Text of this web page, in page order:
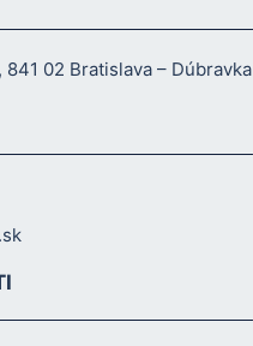
02 Bratislava – Dúbravka